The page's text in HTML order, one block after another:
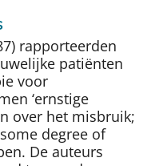
rapporteerden
patiënten
voor
‘ernstige
over het misbruik;
degree of
De auteurs